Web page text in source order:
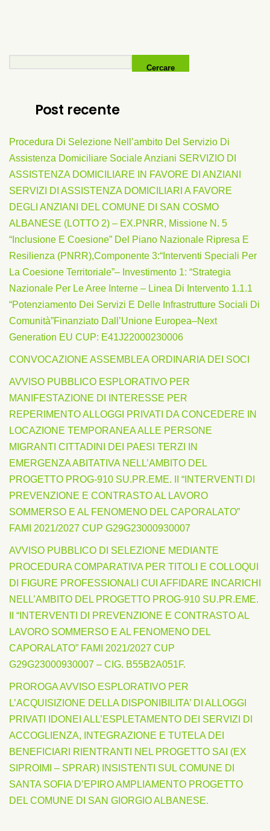
Cercare
Post recente
Procedura Di Selezione Nell’ambito Del Servizio Di
Assistenza Domiciliare Sociale Anziani SERVIZIO DI
ASSISTENZA DOMICILIARE IN FAVORE DI ANZIANI
SERVIZI DI ASSISTENZA DOMICILIARI A FAVORE
DEGLI ANZIANI DEL COMUNE DI SAN COSMO
ALBANESE (LOTTO 2) – EX.PNRR, Missione N. 5
“Inclusione E Coesione” Del Piano Nazionale Ripresa E
Resilienza (PNRR),Componente 3:“Interventi Speciali Per
La Coesione Territoriale”– Investimento 1: “Strategia
Nazionale Per Le Aree Interne – Linea Di Intervento 1.1.1
“Potenziamento Dei Servizi E Delle Infrastrutture Sociali Di
Comunità”finanziato Dall’Unione Europea–Next
Generation EU CUP: E41J22000230006
CONVOCAZIONE ASSEMBLEA ORDINARIA DEI SOCI
AVVISO PUBBLICO ESPLORATIVO PER
MANIFESTAZIONE DI INTERESSE PER
REPERIMENTO ALLOGGI PRIVATI DA CONCEDERE IN
LOCAZIONE TEMPORANEA ALLE PERSONE
MIGRANTI CITTADINI DEI PAESI TERZI IN
EMERGENZA ABITATIVA NELL’AMBITO DEL
PROGETTO PROG-910 SU.PR.EME. II “INTERVENTI DI
PREVENZIONE E CONTRASTO AL LAVORO
SOMMERSO E AL FENOMENO DEL CAPORALATO”
FAMI 2021/2027 CUP G29G23000930007
AVVISO PUBBLICO DI SELEZIONE MEDIANTE
PROCEDURA COMPARATIVA PER TITOLI E COLLOQUI
DI FIGURE PROFESSIONALI CUI AFFIDARE INCARICHI
NELL’AMBITO DEL PROGETTO PROG-910 SU.PR.EME.
II “INTERVENTI DI PREVENZIONE E CONTRASTO AL
LAVORO SOMMERSO E AL FENOMENO DEL
CAPORALATO” FAMI 2021/2027 CUP
G29G23000930007 – CIG. B55B2A051F.
PROROGA AVVISO ESPLORATIVO PER
L’ACQUISIZIONE DELLA DISPONIBILITA’ DI ALLOGGI
PRIVATI IDONEI ALL’ESPLETAMENTO DEI SERVIZI DI
ACCOGLIENZA, INTEGRAZIONE E TUTELA DEI
BENEFICIARI RIENTRANTI NEL PROGETTO SAI (EX
SIPROIMI – SPRAR) INSISTENTI SUL COMUNE DI
SANTA SOFIA D’EPIRO AMPLIAMENTO PROGETTO
DEL COMUNE DI SAN GIORGIO ALBANESE.